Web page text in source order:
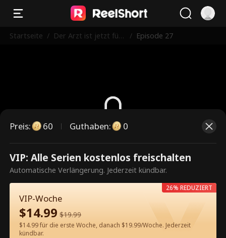
Startseite / Der Arzt ist jetzt für
/ Episode 27
Dies ist eine kostenpflichtige
Episode. Bitte entsperren, um
weiterzusehen.
60Jetzt entsperren
Preis: 60 Guthaben: 0
VIP: Alle Serien kostenlos freischalten
Automatische Verlängerung. Jederzeit kündbar.
VIP-Woche
$14.99 $19.99
$14.99 für die erste Woche, danach $19.99/Woche. Jederzeit
kündbar.
26% REDUZIERT